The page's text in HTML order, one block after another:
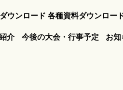
介 今後の大会・行事予定 お知
各種資料ダウンロー